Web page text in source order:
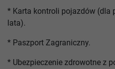
* Karta kontroli pojazdów (dla
lata).
* Paszport Zagraniczny.
* Ubezpieczenie zdrowotne z